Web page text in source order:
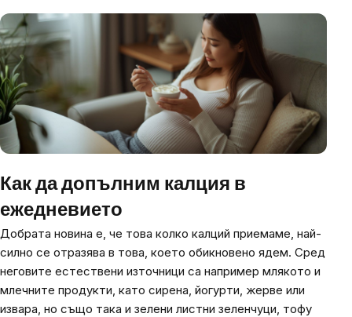
Как да допълним калция в
ежедневието
Добрата новина е, че това колко калций приемаме, най-
силно се отразява в това, което обикновено ядем. Сред
неговите естествени източници са например млякото и
млечните продукти, като сирена, йогурти, жерве или
извара, но също така и зелени листни зеленчуци, тофу